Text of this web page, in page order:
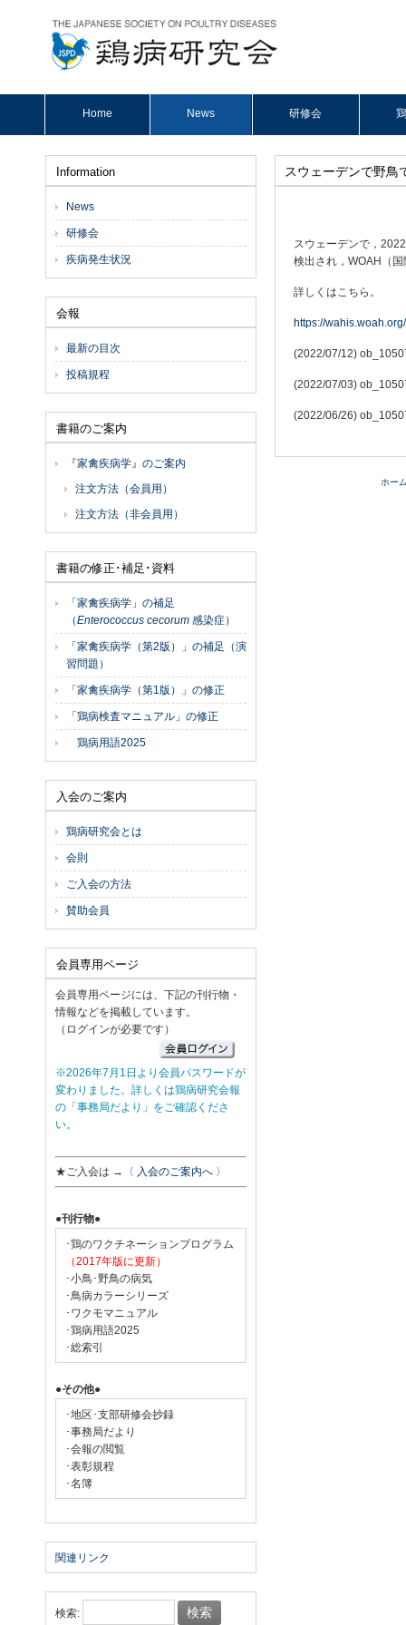
Home News 研修会
スウェーデンで野鳥
スウェーデンで，
検出され，WOAH（
詳しくはこちら。
https://
(2022/07/12)
(2022/07/03)
(2022/06/26)
ホー
Information
News
研修会
疾病発生状況
会報
最新の目次
投稿規程
書籍のご案内
『家禽疾病学』のご案内
注文方法（会員用）
注文方法（非会員用）
書籍の修正･補足･資料
「家禽疾病学」の補足
（Enterococcus cecorum 感染症）
「家禽疾病学（第2版）」の補足（演
習問題）
「家禽疾病学（第1版）」の修正
「鶏病検査マニュアル」の修正
鶏病用語2025
入会のご案内
鶏病研究会とは
会則
ご入会の方法
賛助会員
会員専用ページ
会員専用ページには、下記の刊行物・
情報などを掲載しています。
（ログインが必要です）
※2026年7月1日より会員パスワードが
変わりました。詳しくは鶏病研究会報
の「事務局だより」をご確認くださ
い。
★ご入会は → 〈 入会のご案内へ 〉
●刊行物●
･鶏のワクチネーションプログラム
（2017年版に更新）
･小鳥･野鳥の病気
･鳥病カラーシリーズ
･ワクモマニュアル
･鶏病用語2025
･総索引
●その他●
･地区･支部研修会抄録
･事務局だより
･会報の閲覧
･表彰規程
･名簿
関連リンク
検索: